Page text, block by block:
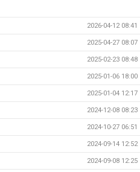
2026-04-12 08:41
2025-04-27 08:07
2025-02-23 08:48
2025-01-06 18:00
2025-01-04 12:17
2024-12-08 08:23
2024-10-27 06:51
2024-09-14 12:52
2024-09-08 12:25